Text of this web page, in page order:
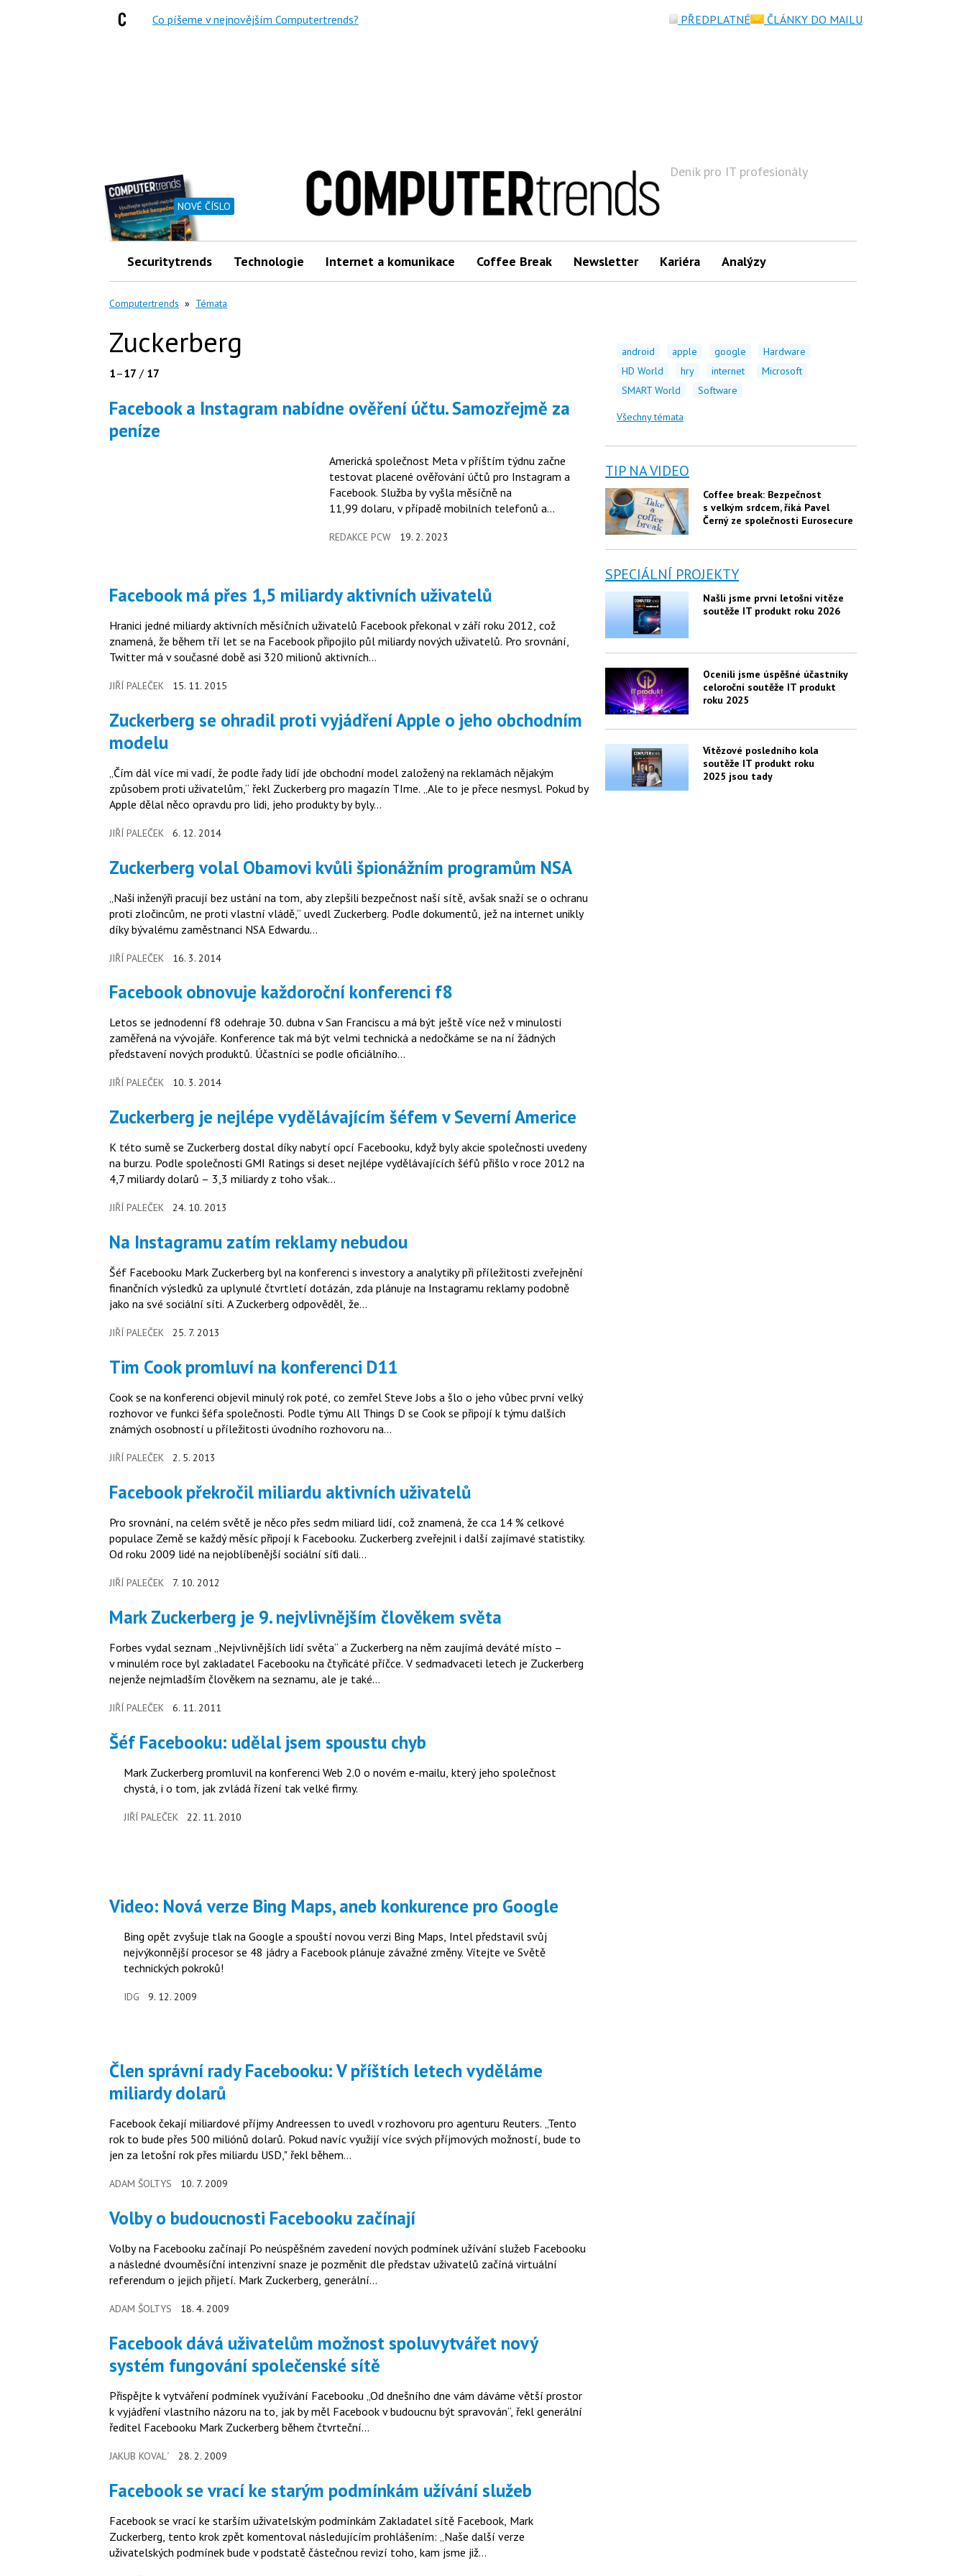
NOVÉ ČÍSLO
Deník pro IT profesionály
Securitytrends Technologie Internet a komunikace Coffee Break Newsletter Kariéra Analýzy
Computertrends » Témata
Zuckerberg
1–17 / 17
Facebook a Instagram nabídne ověření účtu. Samozřejmě za
peníze
Americká společnost Meta v příštím týdnu začne
testovat placené ověřování účtů pro Instagram a
Facebook. Služba by vyšla měsíčně na
11,99 dolaru, v případě mobilních telefonů a
REDAKCE PCW 19. 2. 2023
Facebook má přes 1,5 miliardy aktivních uživatelů
Hranici jedné miliardy aktivních měsíčních uživatelů Facebook překonal v září roku 2012, což
znamená, že během tří let se na Facebook připojilo půl miliardy nových uživatelů. Pro srovnání,
Twitter má v současné době asi 320 milionů aktivních…
JIŘÍ PALEČEK 15. 11. 2015
Zuckerberg se ohradil proti vyjádření Apple o jeho obchodním
modelu
„Čím dál více mi vadí, že podle řady lidí jde obchodní model založený na reklamách nějakým
způsobem proti uživatelům,“ řekl Zuckerberg pro magazín TIme. „Ale to je přece nesmysl. Pokud by
Apple dělal něco opravdu pro lidi, jeho produkty by byly…
JIŘÍ PALEČEK 6. 12. 2014
Zuckerberg volal Obamovi kvůli špionážním programům NSA
„Naši inženýři pracují bez ustání na tom, aby zlepšili bezpečnost naší sítě, avšak snaží se o ochranu
proti zločincům, ne proti vlastní vládě,“ uvedl Zuckerberg. Podle dokumentů, jež na internet unikly
díky bývalému zaměstnanci NSA Edwardu…
JIŘÍ PALEČEK 16. 3. 2014
Facebook obnovuje každoroční konferenci f8
Letos se jednodenní f8 odehraje 30. dubna v San Franciscu a má být ještě více než v minulosti
zaměřená na vývojáře. Konference tak má být velmi technická a nedočkáme se na ní žádných
představení nových produktů. Účastníci se podle oficiálního…
JIŘÍ PALEČEK 10. 3. 2014
Zuckerberg je nejlépe vydělávajícím šéfem v Severní Americe
K této sumě se Zuckerberg dostal díky nabytí opcí Facebooku, když byly akcie společnosti uvedeny
na burzu. Podle společnosti GMI Ratings si deset nejlépe vydělávajících šéfů přišlo v roce 2012 na
4,7 miliardy dolarů – 3,3 miliardy z toho však…
JIŘÍ PALEČEK 24. 10. 2013
Na Instagramu zatím reklamy nebudou
Šéf Facebooku Mark Zuckerberg byl na konferenci s investory a analytiky při příležitosti zveřejnění
finančních výsledků za uplynulé čtvrtletí dotázán, zda plánuje na Instagramu reklamy podobně
jako na své sociální síti. A Zuckerberg odpověděl, že…
JIŘÍ PALEČEK 25. 7. 2013
Tim Cook promluví na konferenci D11
Cook se na konferenci objevil minulý rok poté, co zemřel Steve Jobs a šlo o jeho vůbec první velký
rozhovor ve funkci šéfa společnosti. Podle týmu All Things D se Cook se připojí k týmu dalších
známých osobností u příležitosti úvodního rozhovoru na…
JIŘÍ PALEČEK 2. 5. 2013
Facebook překročil miliardu aktivních uživatelů
Pro srovnání, na celém světě je něco přes sedm miliard lidí, což znamená, že cca 14 % celkové
populace Země se každý měsíc připojí k Facebooku. Zuckerberg zveřejnil i další zajímavé statistiky.
Od roku 2009 lidé na nejoblíbenější sociální síťi dali…
JIŘÍ PALEČEK 7. 10. 2012
Mark Zuckerberg je 9. nejvlivnějším člověkem světa
Forbes vydal seznam „Nejvlivnějších lidí světa“ a Zuckerberg na něm zaujímá deváté místo –
v minulém roce byl zakladatel Facebooku na čtyřicáté příčce. V sedmadvaceti letech je Zuckerberg
nejenže nejmladším člověkem na seznamu, ale je také…
JIŘÍ PALEČEK 6. 11. 2011
Šéf Facebooku: udělal jsem spoustu chyb
Mark Zuckerberg promluvil na konferenci Web 2.0 o novém e-mailu, který jeho společnost
chystá, i o tom, jak zvládá řízení tak velké firmy.
JIŘÍ PALEČEK 22. 11. 2010
Video: Nová verze Bing Maps, aneb konkurence pro Google
Bing opět zvyšuje tlak na Google a spouští novou verzi Bing Maps, Intel představil svůj
nejvýkonnější procesor se 48 jádry a Facebook plánuje závažné změny. Vítejte ve Světě
technických pokroků!
IDG 9. 12. 2009
Člen správní rady Facebooku: V příštích letech vyděláme
miliardy dolarů
Facebook čekají miliardové příjmy Andreessen to uvedl v rozhovoru pro agenturu Reuters. „Tento
rok to bude přes 500 miliónů dolarů. Pokud navíc využijí více svých příjmových možností, bude to
jen za letošní rok přes miliardu USD," řekl během…
ADAM ŠOLTYS 10. 7. 2009
Volby o budoucnosti Facebooku začínají
Volby na Facebooku začínají Po neúspěšném zavedení nových podmínek užívání služeb Facebooku
a následné dvouměsíční intenzivní snaze je pozměnit dle představ uživatelů začíná virtuální
referendum o jejich přijetí. Mark Zuckerberg, generální…
ADAM ŠOLTYS 18. 4. 2009
Facebook dává uživatelům možnost spoluvytvářet nový
systém fungování společenské sítě
Přispějte k vytváření podmínek využívání Facebooku „Od dnešního dne vám dáváme větší prostor
k vyjádření vlastního názoru na to, jak by měl Facebook v budoucnu být spravován“, řekl generální
ředitel Facebooku Mark Zuckerberg během čtvrteční…
JAKUB KOVAL´ 28. 2. 2009
Facebook se vrací ke starým podmínkám užívání služeb
Facebook se vrací ke starším uživatelským podmínkám Zakladatel sítě Facebook, Mark
Zuckerberg, tento krok zpět komentoval následujícím prohlášením: „Naše další verze
uživatelských podmínek bude v podstatě částečnou revizí toho, kam jsme již…
android apple google
Hardware
HD World
hry internet
Microsoft
SMART World
Software
Všechny témata
TIP NA VIDEO
Coffee break: Bezpečnost
s velkým srdcem, říká Pavel
Černý ze společnosti Eurosecure
SPECIÁLNÍ PROJEKTY
Našli jsme první letošní vítěze
soutěže IT produkt roku 2026
Ocenili jsme úspěšné účastníky
celoroční soutěže IT produkt
roku 2025
Vítězové posledního kola
soutěže IT produkt roku
2025 jsou tady
Co píšeme v nejnovějším Computertrends? PŘEDPLATNÉ ČLÁNKY DO MAILU